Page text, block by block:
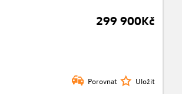
299 900Kč
Porovnat Uložit